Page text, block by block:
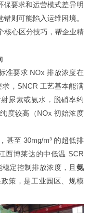
保要求和运营模式差异明
则可能陷入运维困境。
核心区分技巧，帮企业精
准要求 NOx 排放浓度在
求，SNCR 工艺基本能满
尿素或氨水，脱硝率约
度较高（NOx 初始浓度
甚至 30mg/m³ 的超低排
西博莱达的中低温 SCR
稳定控制排放浓度，且 氨
策，是工业园区、规模